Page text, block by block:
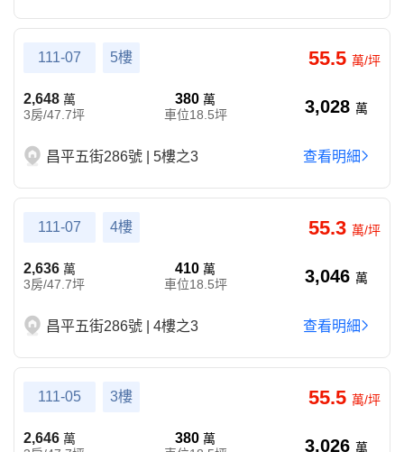
111-07 5樓 55.5 萬/坪
2,648 萬
3房/47.7坪
380萬
車位18.5坪
3,028 萬
昌平五街286號 | 5樓之3 查看明細
111-07 4樓 55.3 萬/坪
2,636 萬
3房/47.7坪
410萬
車位18.5坪
3,046 萬
昌平五街286號 | 4樓之3 查看明細
111-05 3樓 55.5 萬/坪
2,646 萬
380萬
3,026 萬